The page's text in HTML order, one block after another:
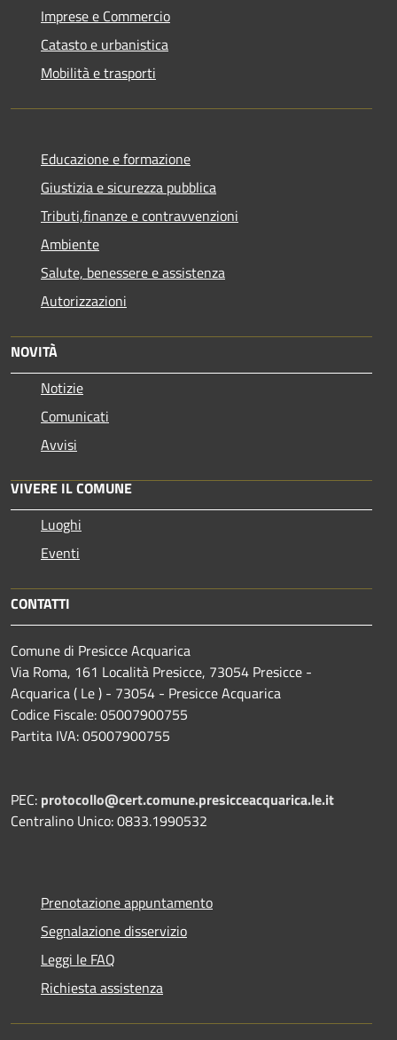
Imprese e Commercio
Catasto e urbanistica
Mobilità e trasporti
Educazione e formazione
Giustizia e sicurezza pubblica
Tributi,finanze e contravvenzioni
Ambiente
Salute, benessere e assistenza
Autorizzazioni
NOVITÀ
Notizie
Comunicati
Avvisi
VIVERE IL COMUNE
Luoghi
Eventi
CONTATTI
Comune di Presicce Acquarica
Via Roma, 161 Località Presicce, 73054 Presicce -
Acquarica ( Le ) - 73054 - Presicce Acquarica
Codice Fiscale: 05007900755
Partita IVA: 05007900755
PEC: protocollo@cert.comune.presicceacquarica.le.it
Centralino Unico: 0833.1990532
Prenotazione appuntamento
Segnalazione disservizio
Leggi le FAQ
Richiesta assistenza